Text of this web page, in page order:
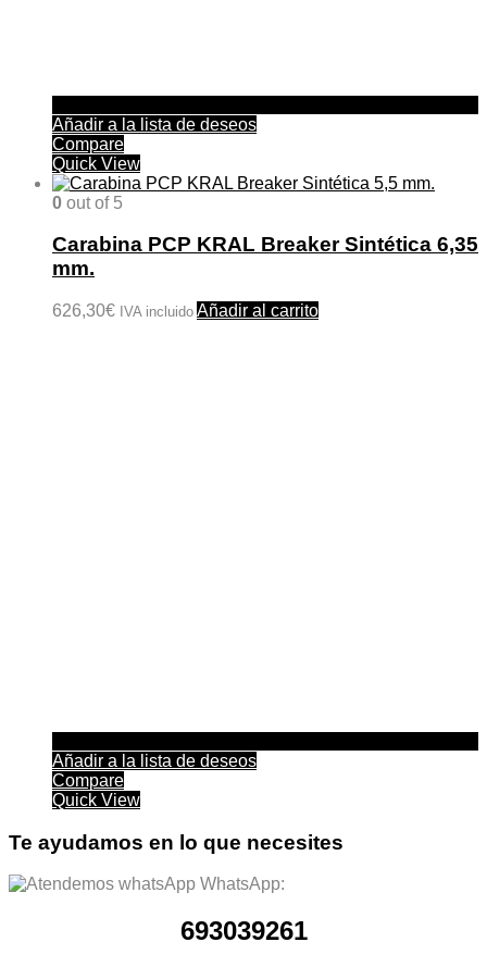
Añadir a la lista de deseos
Compare
Quick View
0 out of 5
Carabina PCP KRAL Breaker Sintética 6,35
mm.
626,30€ IVA incluido Añadir al carrito
Añadir a la lista de deseos
Compare
Quick View
Te ayudamos en lo que necesites
WhatsApp:
693039261